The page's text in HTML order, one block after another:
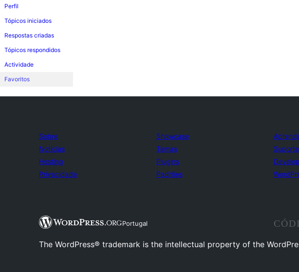
Perfil
Tópicos iniciados
Respostas criadas
Tópicos respondidos
Actividade
Favoritos
Sobre
Notícias
Hosting
Privacidade
Showcase
Temas
Plugins
Padrões
Suporte
Portugal
The WordPress® trademark is the intellectual property of the